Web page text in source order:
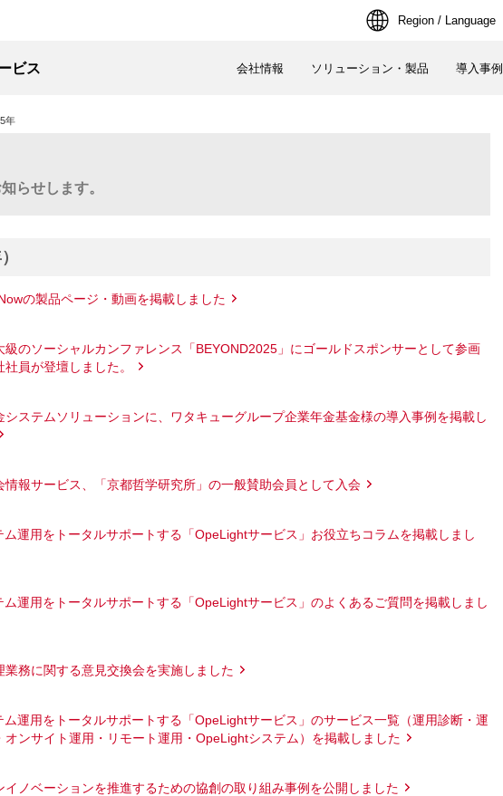
Region / Language
ビス 会社情報 ソリューション・製品 導入事例
年
らせします。
の製品ページ・動画を掲載しました
級のソーシャルカンファレンス「BEYOND2025」にゴールドスポンサーとして参画
社員が登壇しました。
システムソリューションに、ワタキューグループ企業年金基金様の導入事例を掲載し
情報サービス、「京都哲学研究所」の一般賛助会員として入会
ム運用をトータルサポートする「OpeLightサービス」お役立ちコラムを掲載しまし
ム運用をトータルサポートする「OpeLightサービス」のよくあるご質問を掲載しまし
業務に関する意見交換会を実施しました
ム運用をトータルサポートする「OpeLightサービス」のサービス一覧（運用診断・運
オンサイト運用・リモート運用・OpeLightシステム）を掲載しました
イノベーションを推進するための協創の取り組み事例を公開しました